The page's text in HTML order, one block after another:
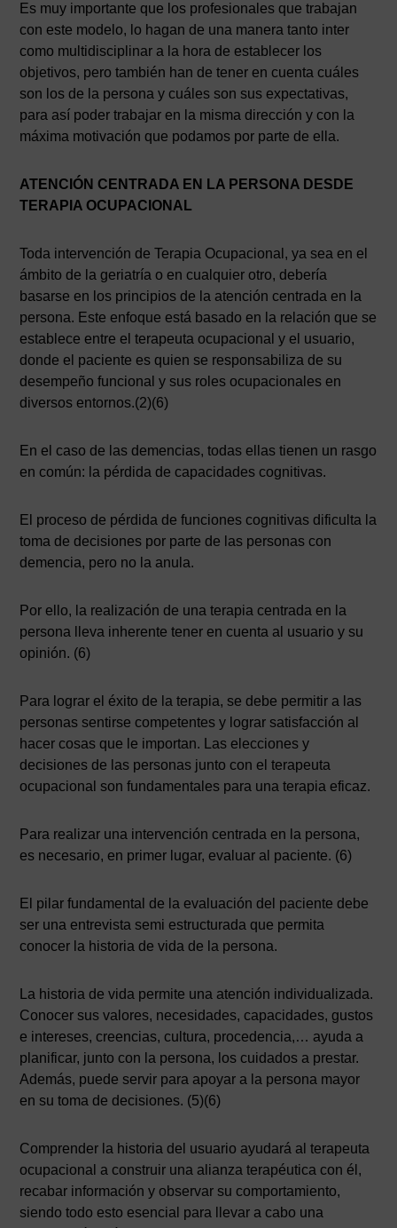
Es muy importante que los profesionales que trabajan
con este modelo, lo hagan de una manera tanto inter
como multidisciplinar a la hora de establecer los
objetivos, pero también han de tener en cuenta cuáles
son los de la persona y cuáles son sus expectativas,
para así poder trabajar en la misma dirección y con la
máxima motivación que podamos por parte de ella.
ATENCIÓN CENTRADA EN LA PERSONA DESDE
TERAPIA OCUPACIONAL
Toda intervención de Terapia Ocupacional, ya sea en el
ámbito de la geriatría o en cualquier otro, debería
basarse en los principios de la atención centrada en la
persona. Este enfoque está basado en la relación que se
establece entre el terapeuta ocupacional y el usuario,
donde el paciente es quien se responsabiliza de su
desempeño funcional y sus roles ocupacionales en
diversos entornos.(2)(6)
En el caso de las demencias, todas ellas tienen un rasgo
en común: la pérdida de capacidades cognitivas.
El proceso de pérdida de funciones cognitivas dificulta la
toma de decisiones por parte de las personas con
demencia, pero no la anula.
Por ello, la realización de una terapia centrada en la
persona lleva inherente tener en cuenta al usuario y su
opinión. (6)
Para lograr el éxito de la terapia, se debe permitir a las
personas sentirse competentes y lograr satisfacción al
hacer cosas que le importan. Las elecciones y
decisiones de las personas junto con el terapeuta
ocupacional son fundamentales para una terapia eficaz.
Para realizar una intervención centrada en la persona,
es necesario, en primer lugar, evaluar al paciente. (6)
El pilar fundamental de la evaluación del paciente debe
ser una entrevista semi estructurada que permita
conocer la historia de vida de la persona.
La historia de vida permite una atención individualizada.
Conocer sus valores, necesidades, capacidades, gustos
e intereses, creencias, cultura, procedencia,… ayuda a
planificar, junto con la persona, los cuidados a prestar.
Además, puede servir para apoyar a la persona mayor
en su toma de decisiones. (5)(6)
Comprender la historia del usuario ayudará al terapeuta
ocupacional a construir una alianza terapéutica con él,
recabar información y observar su comportamiento,
siendo todo esto esencial para llevar a cabo una